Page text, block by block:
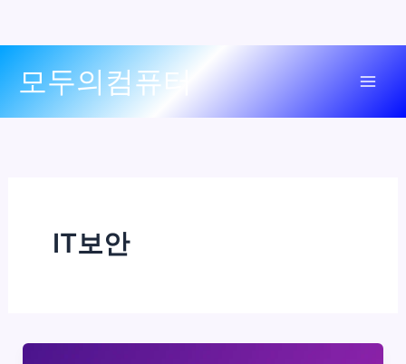
모두의컴퓨터
IT보안